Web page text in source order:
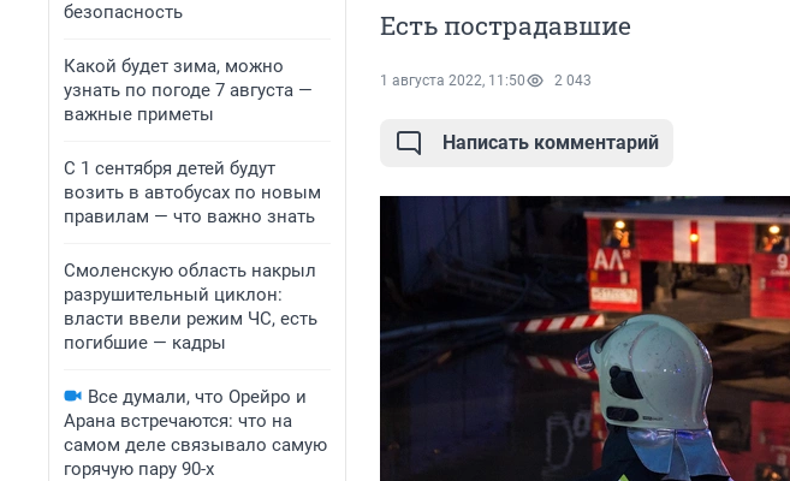
безопасность
Какой будет зима, можно
узнать по погоде 7 августа —
важные приметы
С 1 сентября детей будут
возить в автобусах по новым
правилам — что важно знать
Смоленскую область накрыл
разрушительный циклон:
власти ввели режим ЧС, есть
погибшие — кадры
Все думали, что Орейро и
Арана встречаются: что на
самом деле связывало самую
горячую пару 90-х
Есть пострадавшие
1 августа 2022, 11:50 2 043
Написать комментарий